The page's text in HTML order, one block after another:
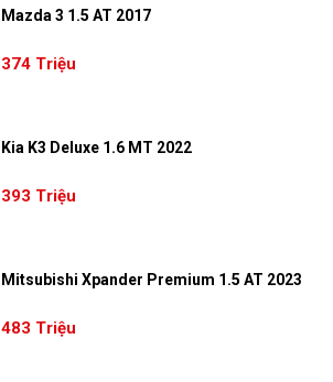
Mazda 3 1.5 AT 2017
374 Triệu
Kia K3 Deluxe 1.6 MT 2022
393 Triệu
Mitsubishi Xpander Premium 1.5 AT 2023
483 Triệu